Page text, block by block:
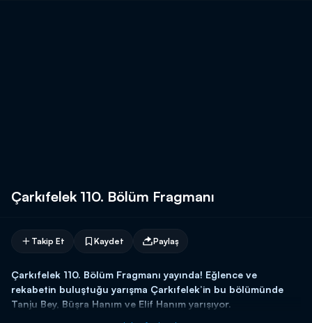
Çarkıfelek 110. Bölüm Fragmanı
Takip Et Kaydet Paylaş
Çarkıfelek 110. Bölüm Fragmanı yayında! Eğlence ve
rekabetin buluştuğu yarışma Çarkıfelek’in bu bölümünde
Tanju Bey, Büşra Hanım ve Elif Hanım yarışıyor.